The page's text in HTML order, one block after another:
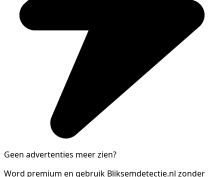
Geen advertenties meer zien?
Word premium en gebruik Bliksemdetectie.nl zonder